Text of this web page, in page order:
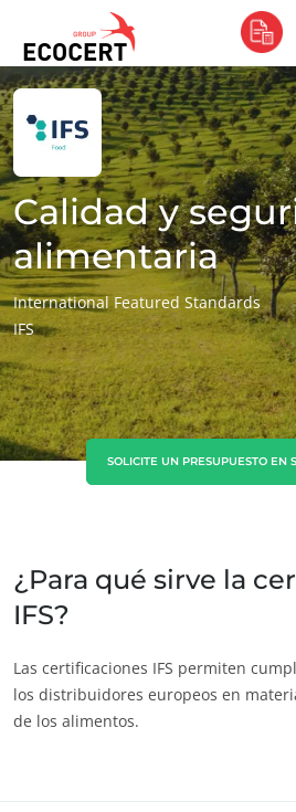
NUESTROS SERVICIOS
Certificación
Formación
Consultoría
Global
(español)
Global (francés)
Global (inglés)
África
Sudáfrica (inglés)
Túnez (francés)
Asia
China (chino)
(japonés)
America
Argentina (español)
Brasil (portugués)
Calidad y
alimentaria
International Featured Standards
IFS
SOLICITE UN PRESUPUESTO EN
¿Para qué sirve la
IFS?
Las certificaciones IFS permiten
los distribuidores europeos en
de los alimentos.